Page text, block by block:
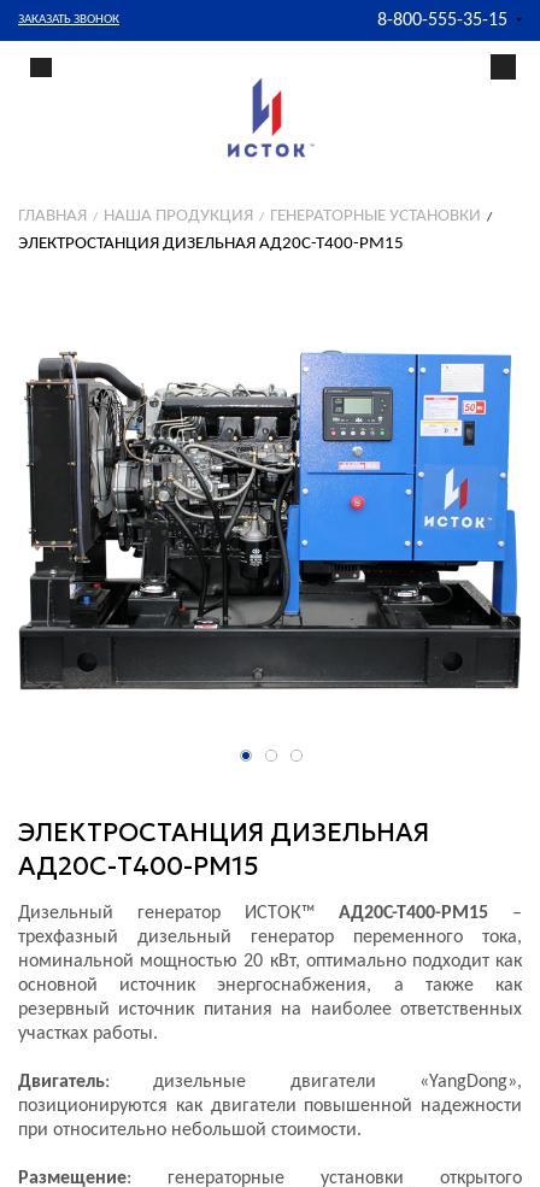
ЗАКАЗАТЬ ЗВОНОК 8-800-555-35-15
ГЛАВНАЯ НАША ПРОДУКЦИЯ
ГЕНЕРАТОРНЫЕ УСТАНОВКИ
ЭЛЕКТРОСТАНЦИЯ ДИЗЕЛЬНАЯ АД20С-Т400-РМ15
ЭЛЕКТРОСТАНЦИЯ ДИЗЕЛЬНАЯ
АД20С-Т400-РМ15
Дизельный генератор ИСТОК™ АД20С-Т400-РМ15 –
трехфазный дизельный генератор переменного тока,
номинальной мощностью 20 кВт, оптимально подходит как
основной источник энергоснабжения, а также как
резервный источник питания на наиболее ответственных
участках работы.
Двигатель: дизельные двигатели «YangDong»,
позиционируются как двигатели повышенной надежности
при относительно небольшой стоимости.
Размещение: генераторные установки открытого